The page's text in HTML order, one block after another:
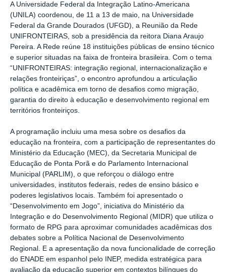
A Universidade Federal da Integração Latino-Americana
(UNILA) coordenou, de 11 a 13 de maio, na Universidade
Federal da Grande Dourados (UFGD), a Reunião da Rede
UNIFRONTEIRAS, sob a presidência da reitora Diana Araujo
Pereira. A Rede reúne 18 instituições públicas de ensino técnico
e superior situadas na faixa de fronteira brasileira. Com o tema
“UNIFRONTEIRAS: integração regional, internacionalização e
relações fronteiriças”, o encontro aprofundou a articulação
política e acadêmica em torno de desafios como migração,
garantia do direito à educação e desenvolvimento regional em
territórios fronteiriços.
A programação incluiu uma mesa sobre os desafios da
educação na fronteira, com a participação de representantes do
Ministério da Educação (MEC), da Secretaria Municipal de
Educação de Ponta Porã e do Parlamento Internacional
Municipal (PARLIM), o que reforçou o diálogo entre
universidades, institutos federais, redes de ensino básico e
poderes legislativos locais. Também foi apresentado o
“Desenvolvimento em Jogo”, iniciativa do Ministério da
Integração e do Desenvolvimento Regional (MIDR) que utiliza o
formato de RPG para aproximar comunidades acadêmicas dos
debates sobre a Política Nacional de Desenvolvimento
Regional. E a apresentação da nova funcionalidade de correção
do ENADE em espanhol pelo INEP, medida estratégica para
avaliação da educação superior em contextos bilíngues do